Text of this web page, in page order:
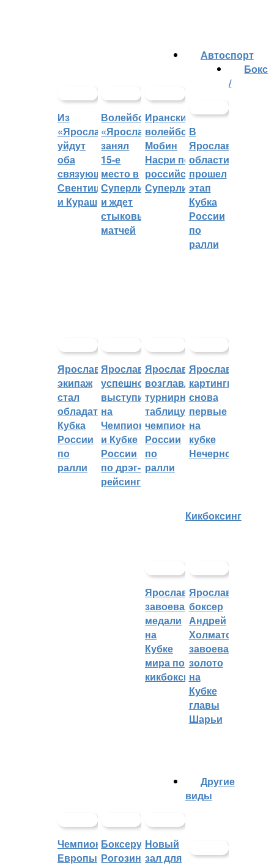
Из
«Ярославича»
уйдут
оба
связующих:
Свентицкис
и Кураш
Волейбольный
«Ярославич»
занял
15-е
место в
Суперлиге
и ждет
стыковых
матчей
Иранский
волейболист
Мобин
Насри покинет
российскую
Суперлигу
Автоспорт
В
Ярославской
области
прошел
этап
Кубка
России
по
ралли
Ярославский
экипаж
стал
обладателем
Кубка
России
по
ралли
Ярославцы
успешно
выступили
на
Чемпионате
и Кубке
России
по дрэг-
рейсингу
Ярославцы
возглавляют
турнирную
таблицу
чемпионата
России
по
ралли
Ярославские
картингисты
снова
первые
на
кубке
Нечерноземья
Бокс
/
Кикбоксинг
Ярославцы
завоевали
медали
на
Кубке
мира по
кикбоксингу
Ярославский
боксер
Андрей
Холматов
завоевал
золото
на
Кубке
главы
Шарьи
Чемпионат
Европы
Боксеру
Рогозину
Новый
зал для
Другие
виды